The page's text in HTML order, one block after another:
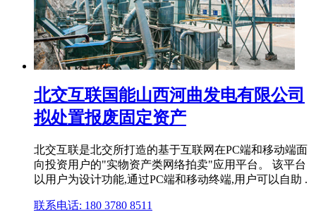
北交互联国能山西河曲发电有限公司
拟处置报废固定资产
北交互联是北交所打造的基于互联网在PC端和移动端面
向投资用户的"实物资产类网络拍卖"应用平台。 该平台
以用户为设计功能,通过PC端和移动终端,用户可以自助 .
联系电话: 180 3780 8511